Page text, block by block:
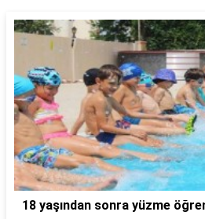
18 yaşından sonra yüzme